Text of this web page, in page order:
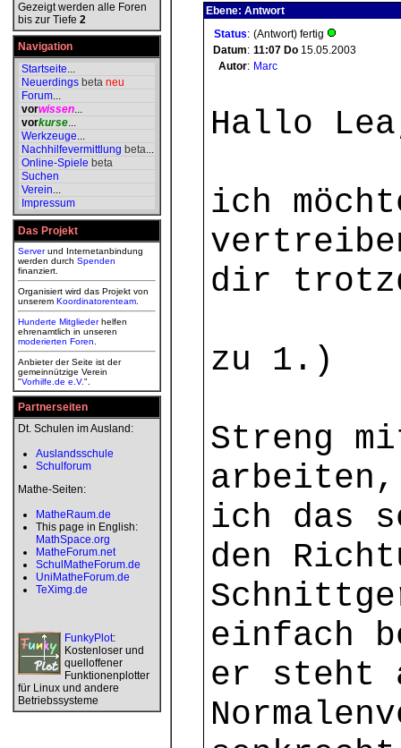
Gezeigt werden alle Foren
bis zur Tiefe 2
Navigation
Startseite...
Neuerdings beta neu
Forum...
vorwissen...
vorkurse...
Werkzeuge...
Nachhilfevermittlung beta...
Online-Spiele beta
Suchen
Verein...
Impressum
Das Projekt
Serverund Internetanbindung
werden durch Spenden
finanziert.
Organisiert wird das Projekt von
unserem Koordinatorenteam
Hunderte Mitgliederhelfen
ehrenamtlich in unseren
moderierten Foren
Anbieter der Seite ist der
gemeinnützige Verein
"Vorhilfe.de e.V.".
Partnerseiten
Dt. Schulen im Ausland:
Auslandsschule
Schulforum
Mathe-Seiten:
MatheRaum.de
This page in English:
MathSpace.org
MatheForum.net
SchulMatheForum.de
UniMatheForum.de
TeXimg.de
FunkyPlot:
Kostenloser und
quelloffener
Funktionenplotter
für Linux und andere
Betriebssysteme
Ebene: Antwort
Status: (Antwort) fertig
Datum: 11:07 Do 15.05.2003
Autor: Marc
Hallo
ich
dir
zu 1.)
Streng
ich das
den
einfach
er steht